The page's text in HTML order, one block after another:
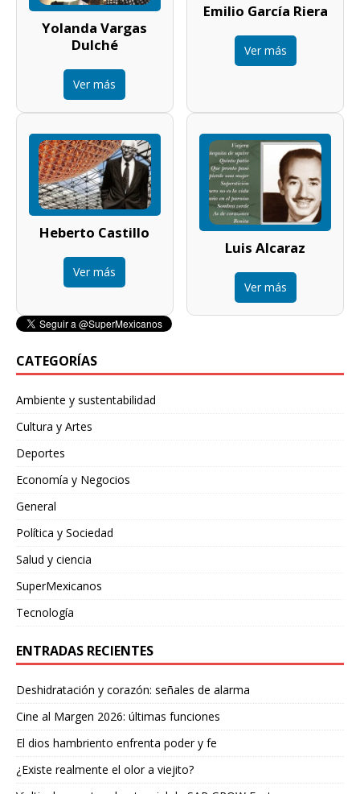
Yolanda Vargas
Dulché
Ver más
Emilio García Riera
Ver más
Heberto Castillo
Ver más
Luis Alcaraz
Ver más
CATEGORÍAS
Ambiente y sustentabilidad
Cultura y Artes
Deportes
Economía y Negocios
General
Política y Sociedad
Salud y ciencia
SuperMexicanos
Tecnología
ENTRADAS RECIENTES
Deshidratación y corazón: señales de alarma
Cine al Margen 2026: últimas funciones
El dios hambriento enfrenta poder y fe
¿Existe realmente el olor a viejito?